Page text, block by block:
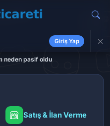
Giriş Yap
neden pasif oldu
Satış & İlan Verme